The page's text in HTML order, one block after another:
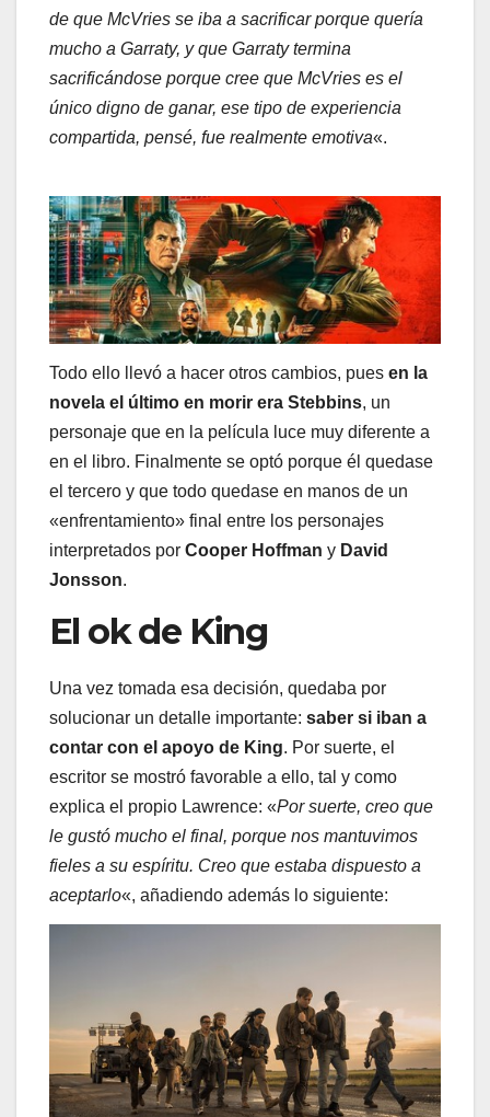
de que McVries se iba a sacrificar porque quería
mucho a Garraty, y que Garraty termina
sacrificándose porque cree que McVries es el
único digno de ganar, ese tipo de experiencia
compartida, pensé, fue realmente emotiva«.
Todo ello llevó a hacer otros cambios, pues en la
novela el último en morir era Stebbins, un
personaje que en la película luce muy diferente a
en el libro. Finalmente se optó porque él quedase
el tercero y que todo quedase en manos de un
«enfrentamiento» final entre los personajes
interpretados por Cooper Hoffman y David
Jonsson.
El ok de King
Una vez tomada esa decisión, quedaba por
solucionar un detalle importante: saber si iban a
contar con el apoyo de King. Por suerte, el
escritor se mostró favorable a ello, tal y como
explica el propio Lawrence: «Por suerte, creo que
le gustó mucho el final, porque nos mantuvimos
fieles a su espíritu. Creo que estaba dispuesto a
aceptarlo«, añadiendo además lo siguiente: